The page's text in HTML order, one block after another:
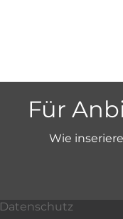
Für
Wie
Datenschutz